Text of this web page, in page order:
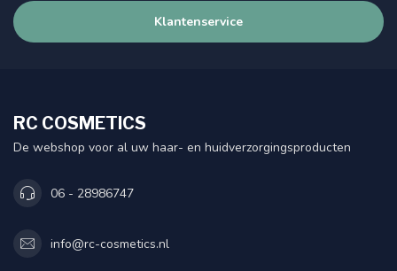
Klantenservice
RC COSMETICS
De webshop voor al uw haar- en huidverzorgingsproducten
06 - 28986747
info@rc-cosmetics.nl